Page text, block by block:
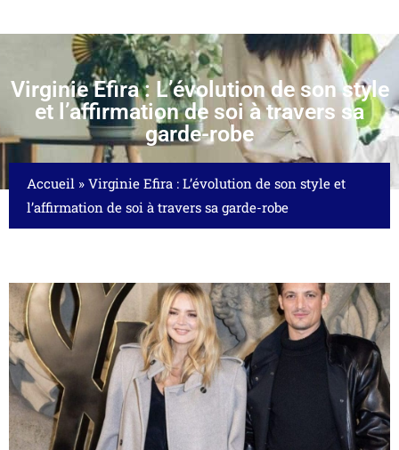
Virginie Efira : L’évolution de son style
et l’affirmation de soi à travers sa
garde-robe
Accueil » Virginie Efira : L’évolution de son style et
l’affirmation de soi à travers sa garde-robe